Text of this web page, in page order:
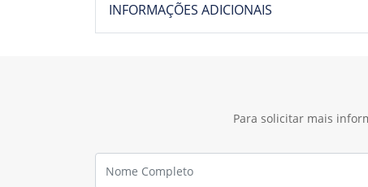
INFORMAÇÕES ADICIONAIS
Para solicitar mais